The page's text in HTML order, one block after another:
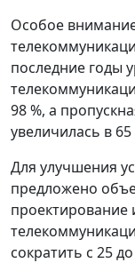
Особое
последние годы
98 %, а
увеличилась в 65
Для улучшения
предложено
проектирование
сократить с 25